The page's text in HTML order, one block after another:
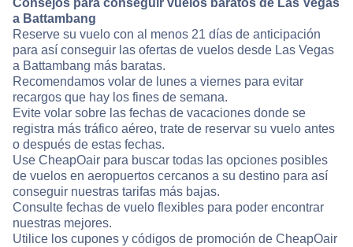
Consejos para conseguir vuelos baratos de Las Vegas
a Battambang
Reserve su vuelo con al menos 21 días de anticipación
para así conseguir las ofertas de vuelos desde Las Vegas
a Battambang más baratas.
Recomendamos volar de lunes a viernes para evitar
recargos que hay los fines de semana.
Evite volar sobre las fechas de vacaciones donde se
registra más tráfico aéreo, trate de reservar su vuelo antes
o después de estas fechas.
Use CheapOair para buscar todas las opciones posibles
de vuelos en aeropuertos cercanos a su destino para así
conseguir nuestras tarifas más bajas.
Consulte fechas de vuelo flexibles para poder encontrar
nuestras mejores.
Utilice los cupones y códigos de promoción de CheapOair